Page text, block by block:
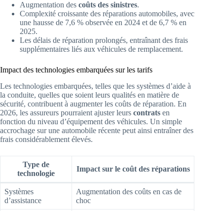
Augmentation des coûts des sinistres.
Complexité croissante des réparations automobiles, avec
une hausse de 7,6 % observée en 2024 et de 6,7 % en
2025.
Les délais de réparation prolongés, entraînant des frais
supplémentaires liés aux véhicules de remplacement.
Impact des technologies embarquées sur les tarifs
Les technologies embarquées, telles que les systèmes d’aide à
la conduite, quelles que soient leurs qualités en matière de
sécurité, contribuent à augmenter les coûts de réparation. En
2026, les assureurs pourraient ajuster leurs contrats en
fonction du niveau d’équipement des véhicules. Un simple
accrochage sur une automobile récente peut ainsi entraîner des
frais considérablement élevés.
Type de
technologie
Impact sur le coût des réparations
Systèmes
d’assistance
Augmentation des coûts en cas de
choc